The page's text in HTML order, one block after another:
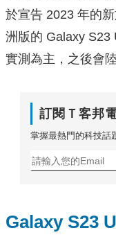
於宣告 2023 年的
洲版的 Galaxy S23
實測為主，之後會
訂閱Ｔ客邦
掌握最熱門的科技話
Galaxy S23